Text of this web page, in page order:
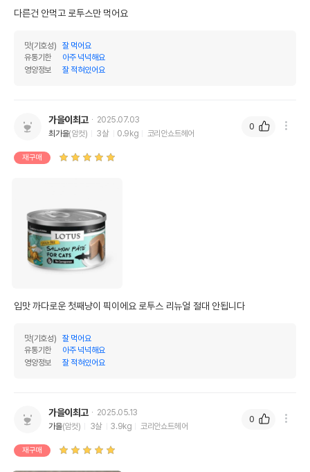
다른건 안먹고 로투스만 먹어요
맛(기호성)
잘 먹어요
유통기한
아주 넉넉해요
영양정보
잘 적혀있어요
가을이최고
2025.07.03
최가을(암컷) 3살 0.9kg 코리안쇼트헤어
재구매
입맛 까다로운 첫째냥이 픽이에요 로투스 리뉴얼 절대 안됩니다
맛(기호성)
잘 먹어요
유통기한
아주 넉넉해요
영양정보
잘 적혀있어요
0
가을이최고
2025.05.13
가을(암컷) 3살 3.9kg 코리안쇼트헤어
재구매
0